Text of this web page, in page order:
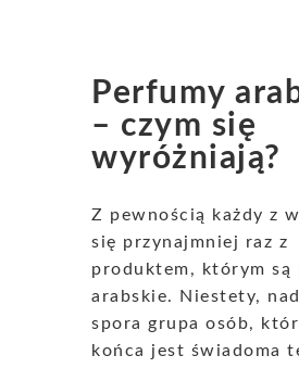
Perfumy
– czym się
wyróżniają?
Z pewnością każdy z
się przynajmniej raz z
produktem, którym są
arabskie. Niestety,
spora grupa osób,
końca jest świadoma